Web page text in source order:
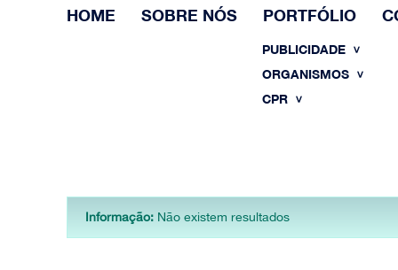
HOME SOBRE NÓS PORTFÓLIO
PUBLICIDADE
ORGANISMOS
CPR
Informação: Não existem resultados